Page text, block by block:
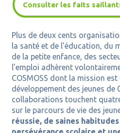
Consulter les faits
Plus de deux cents
la santé et de l’éducation, du
de la petite enfance, des
l’emploi adhèrent
COSMOSS dont la mission
développement des jeunes de
collaborations touchent
sur le parcours de vie des
réussie, de saines